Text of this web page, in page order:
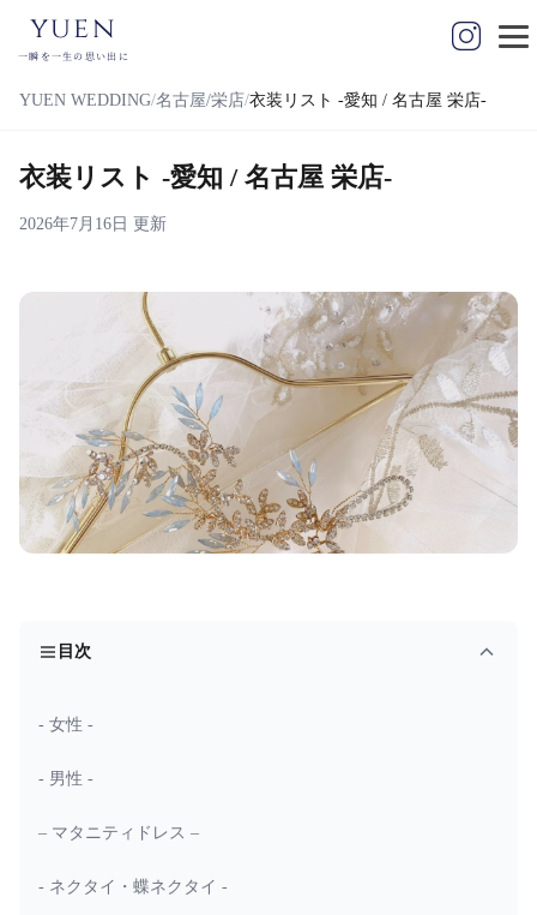
yuen
一瞬を一生の思い出に
YUEN WEDDING 名古屋/栄店 衣装リスト -愛知 / 名古屋 栄店-
衣装リスト -愛知 / 名古屋 栄店-
2026年7月16日 更新
目次
- 女性 -
- 男性 -
– マタニティドレス –
- ネクタイ・蝶ネクタイ -